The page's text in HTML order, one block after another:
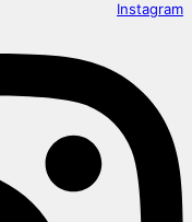
Instagram